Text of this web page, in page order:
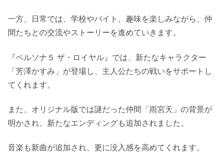
一方、日常では、学校やバイト、趣味を楽しみながら、仲
間たちとの交流やストーリーを進めていきます。
『ペルソナ５ ザ・ロイヤル』では、新たなキャラクター
「芳澤かすみ」が登場し、主人公たちの戦いをサポートし
てくれます。
また、オリジナル版では謎だった仲間「雨宮天」の背景が
明かされ、新たなエンディングも追加されました。
音楽も新曲が追加され、更に没入感を高めてくれます。